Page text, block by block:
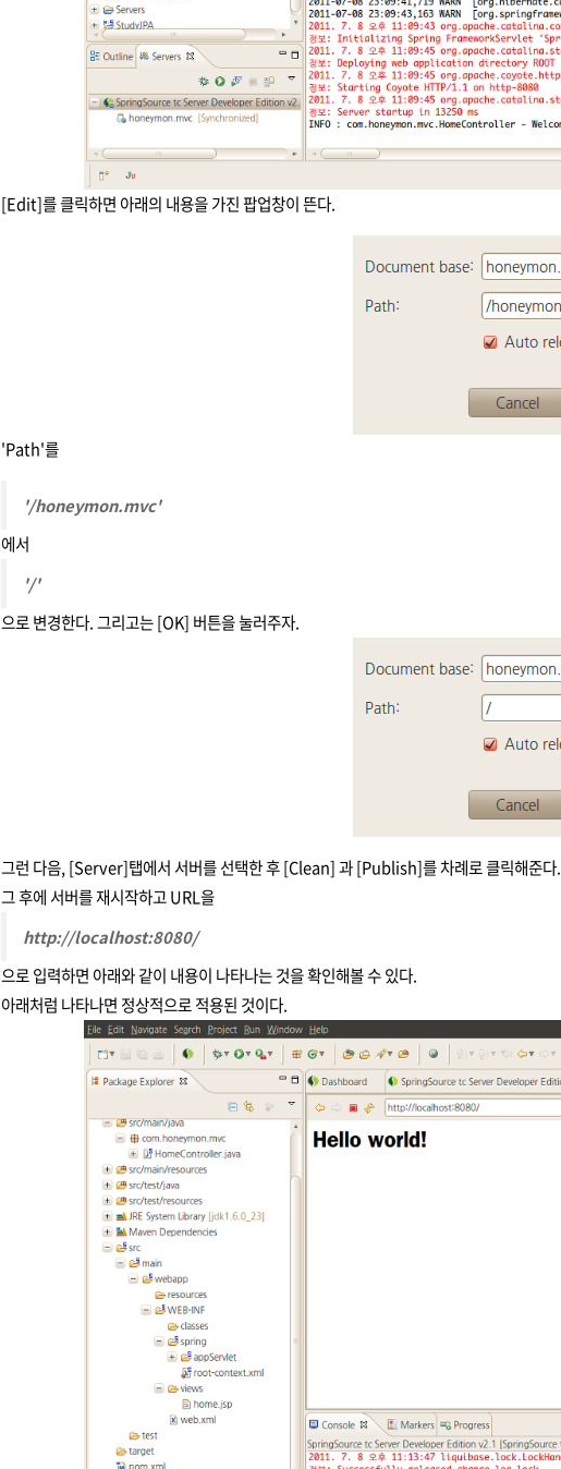
[Edit]를 클릭하면 아래의 내용을 가진 팝업창이 뜬다.
'Path'를
'/honeymon.mvc'
에서
'/'
으로 변경한다. 그리고는 [OK] 버튼을 눌러주자.
그런 다음, [Server]탭에서 서버를 선택한 후[Clean] 과 [Publish]를 차례로 클릭해준다.
그 후에 서버를 재시작하고 URL을
http://localhost:8080/
으로 입력하면 아래와 같이 내용이 나타나는 것을 확인해볼 수 있다.
아래처럼 나타나면 정상적으로 적용된 것이다.